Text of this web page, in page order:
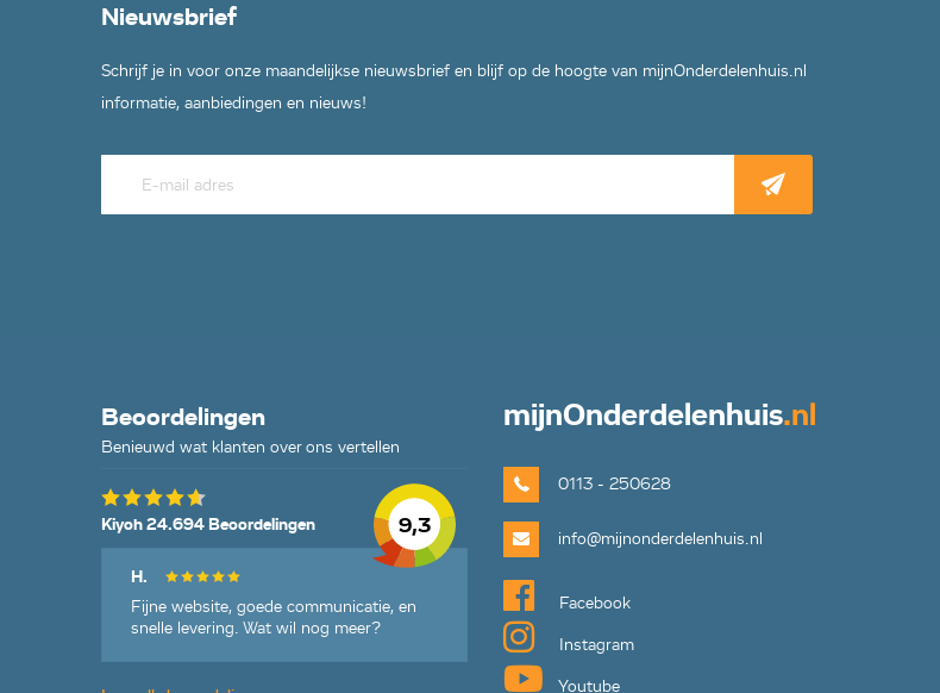
Nieuwsbrief
Schrijf je in voor onze maandelijkse nieuwsbrief en blijf op de hoogte van mijnOnderdelenhuis.nl
informatie, aanbiedingen en nieuws!
Beoordelingen
Benieuwd wat klanten over ons vertellen
9,3
Kiyoh 24.694 Beoordelingen
H.
Fijne website, goede communicatie, en
snelle levering. Wat wil nog meer?
mijnOnderdelenhuis.nl
0113 - 250628
info@mijnonderdelenhuis.nl
Facebook
Instagram
Youtube